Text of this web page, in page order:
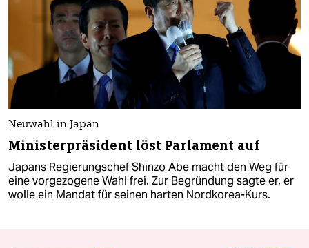
Neuwahl in Japan
Ministerpräsident löst Parlament auf
Japans Regierungschef Shinzo Abe macht den Weg für
eine vorgezogene Wahl frei. Zur Begründung sagte er, er
wolle ein Mandat für seinen harten Nordkorea-Kurs.